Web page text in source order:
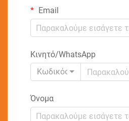
Email
Κινητό/WhatsApp
Κωδικός
Όνομα